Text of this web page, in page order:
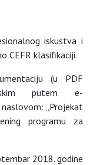
iskustva i
CEFR klasifikaciji.
(u PDF
putem e-
„Projekat
programu za
2018. godine